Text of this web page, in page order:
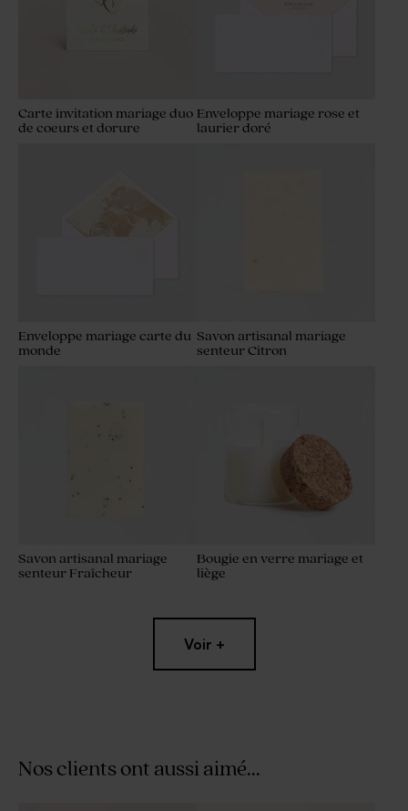
Carte invitation mariage duo
de coeurs et dorure
Enveloppe mariage rose et
laurier doré
Enveloppe mariage carte du
monde
Savon artisanal mariage
senteur Citron
Savon artisanal mariage
senteur Fraîcheur
Bougie en verre mariage et
liège
Voir +
Nos clients ont aussi aimé...